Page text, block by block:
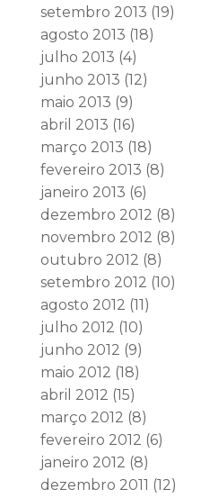
setembro 2013 (19)
agosto 2013 (18)
julho 2013 (4)
junho 2013 (12)
maio 2013 (9)
abril 2013 (16)
março 2013 (18)
fevereiro 2013 (8)
janeiro 2013 (6)
dezembro 2012 (8)
novembro 2012 (8)
outubro 2012 (8)
setembro 2012 (10)
agosto 2012 (11)
julho 2012 (10)
junho 2012 (9)
maio 2012 (18)
abril 2012 (15)
março 2012 (8)
fevereiro 2012 (6)
janeiro 2012 (8)
dezembro 2011 (12)